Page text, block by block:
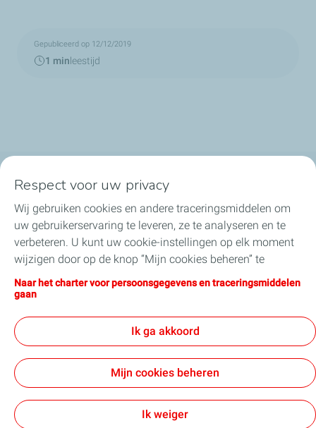
Gepubliceerd op 12/12/2019
1 minleestijd
TotalEnergies in België
Ons nieuws
Onze engagementen
Jobs
Toegankelijkheid
Respect voor uw privacy
Wij gebruiken cookies en andere traceringsmiddelen om
uw gebruikerservaring te leveren, ze te analyseren en te
verbeteren. U kunt uw cookie-instellingen op elk moment
wijzigen door op de knop “Mijn cookies beheren” te
klikken. Door op de knop "Ik aanvaard" te klikken, stemt u
in met de installatie van alle cookies. Als u op "Ik weiger"
die nodig zijn voor de goede werking van de site. Voor
meer informatie kunt u de pagina "Charter voor
persoonsgegevens en traceringsmiddelen" raadplegen.
Naar het charter voor persoonsgegevens en traceringsmiddelen
gaan
Ik ga akkoord
Mijn cookies beheren
Ik weiger